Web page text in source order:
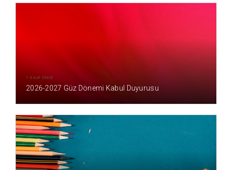
7 SAAT ÖNCE
2026-2027 Güz Dönemi Kabul Duyurusu